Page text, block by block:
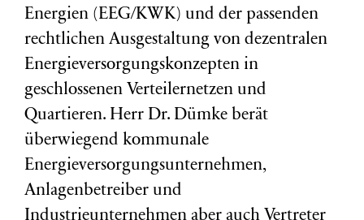
Energien (EEG/KWK) und der passenden
rechtlichen Ausgestaltung von dezentralen
Energieversorgungskonzepten in
geschlossenen Verteilernetzen und
Quartieren. Herr Dr. Dümke berät
überwiegend kommunale
Energieversorgungsunternehmen,
Anlagenbetreiber und